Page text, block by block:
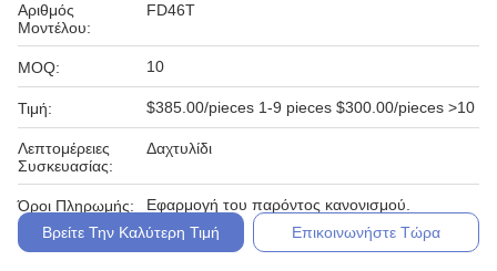
Αριθμός
Μοντέλου:
FD46T
MOQ: 10
Τιμή: $385.00/pieces 1-9 pieces $300.00/pieces >10
Λεπτομέρειες
Συσκευασίας:
Δαχτυλίδι
Όροι Πληρωμής:
Εφαρμογή του παρόντος κανονισμού.
Βρείτε Την Καλύτερη Τιμή
Επικοινωνήστε Τώρα